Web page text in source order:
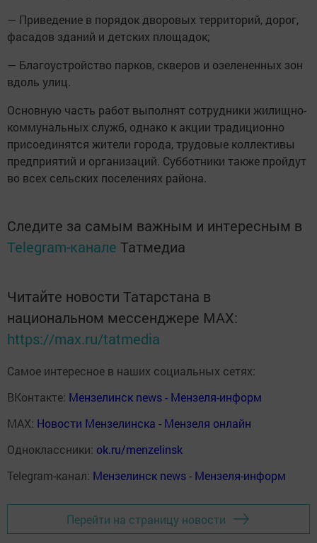
— Приведение в порядок дворовых территорий, дорог,
фасадов зданий и детских площадок;
— Благоустройство парков, скверов и озелененных зон
вдоль улиц.
Основную часть работ выполнят сотрудники жилищно-
коммунальных служб, однако к акции традиционно
присоединятся жители города, трудовые коллективы
предприятий и организаций. Субботники также пройдут
во всех сельских поселениях района.
Следите за самым важным и интересным в
Telegram-канале Татмедиа
Читайте новости Татарстана в
национальном мессенджере MАХ:
https://max.ru/tatmedia
Самое интересное в наших социальных сетях:
ВКонтакте: Мензелинск news - Мензеля-информ
MAX: Новости Мензелинска - Мензеля онлайн
Одноклассники: ok.ru/menzelinsk
Telegram-канал: Мензелинск news - Мензеля-информ
Перейти на страницу новости